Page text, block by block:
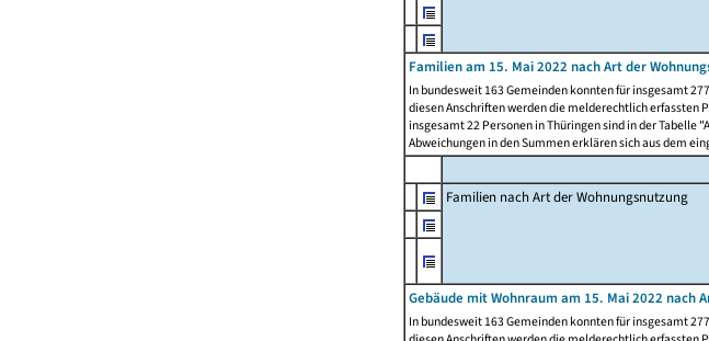
Familien am 15. Mai 2022 nach Art der
In bundesweit 163 Gemeinden konnten für insgesamt
diesen Anschriften werden die melderechtlich erfassten
insgesamt 22 Personen in Thüringen sind in der
Abweichungen in den Summen erklären sich aus dem
Familien nach Art der Wohnungsnutzung
Gebäude mit Wohnraum am 15. Mai 2022 nach
In bundesweit 163 Gemeinden konnten für insgesamt